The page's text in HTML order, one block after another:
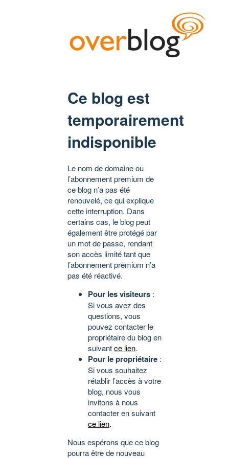
Ce blog est
temporairement
indisponible
Le nom de domaine ou
l’abonnement premium de
ce blog n’a pas été
renouvelé, ce qui explique
cette interruption. Dans
certains cas, le blog peut
également être protégé par
un mot de passe, rendant
son accès limité tant que
l’abonnement premium n’a
pas été réactivé.
Pour les visiteurs :
Si vous avez des
questions, vous
pouvez contacter le
propriétaire du blog en
suivantce lien.
Pour le propriétaire :
Si vous souhaitez
rétablir l’accès à votre
blog, nous vous
invitons à nous
contacter en suivant
ce lien.
Nous espérons que ce blog
pourra être de nouveau